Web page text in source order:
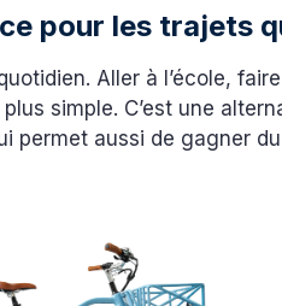
pour les trajets
Aller à l’école,
simple. C’est une
permet aussi de gagner